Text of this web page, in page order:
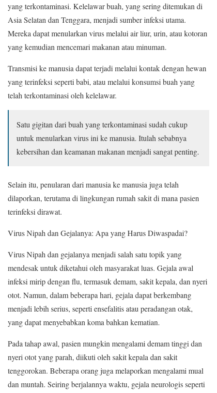
yang terkontaminasi. Kelelawar buah, yang sering ditemukan di
Asia Selatan dan Tenggara, menjadi sumber infeksi utama.
Mereka dapat menularkan virus melalui air liur, urin, atau kotoran
yang kemudian mencemari makanan atau minuman.
Transmisi ke manusia dapat terjadi melalui kontak dengan hewan
yang terinfeksi seperti babi, atau melalui konsumsi buah yang
telah terkontaminasi oleh kelelawar.
Satu gigitan dari buah yang terkontaminasi sudah cukup
untuk menularkan virus ini ke manusia. Itulah sebabnya
kebersihan dan keamanan makanan menjadi sangat penting.
Selain itu, penularan dari manusia ke manusia juga telah
dilaporkan, terutama di lingkungan rumah sakit di mana pasien
terinfeksi dirawat.
Virus Nipah dan Gejalanya: Apa yang Harus Diwaspadai?
Virus Nipah dan gejalanya menjadi salah satu topik yang
mendesak untuk diketahui oleh masyarakat luas. Gejala awal
infeksi mirip dengan flu, termasuk demam, sakit kepala, dan nyeri
otot. Namun, dalam beberapa hari, gejala dapat berkembang
menjadi lebih serius, seperti ensefalitis atau peradangan otak,
yang dapat menyebabkan koma bahkan kematian.
Pada tahap awal, pasien mungkin mengalami demam tinggi dan
nyeri otot yang parah, diikuti oleh sakit kepala dan sakit
tenggorokan. Beberapa orang juga melaporkan mengalami mual
dan muntah. Seiring berjalannya waktu, gejala neurologis seperti